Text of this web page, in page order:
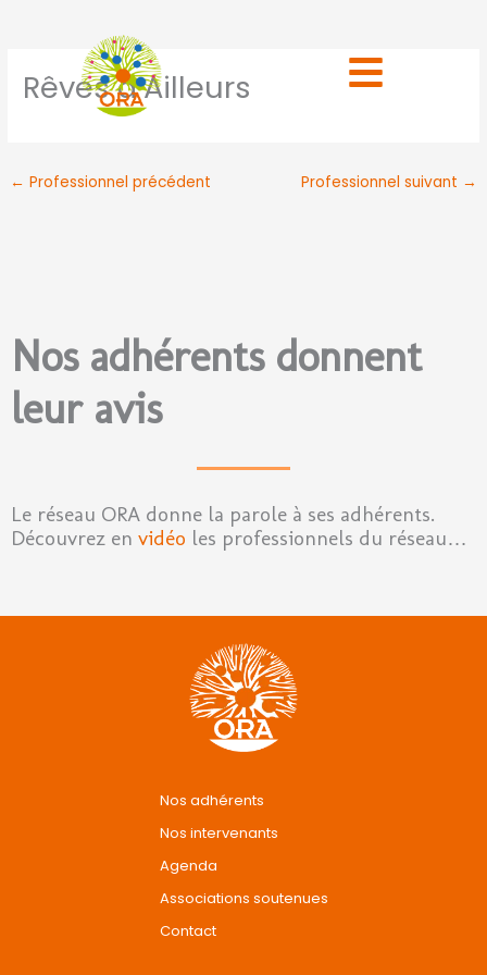
Rêves d’Ailleurs
← Professionnel précédent Professionnel suivant →
Nos adhérents donnent
leur avis
Le réseau ORA donne la parole à ses adhérents.
Découvrez en vidéo les professionnels du réseau…
Nos adhérents
Nos intervenants
Agenda
Associations soutenues
Contact